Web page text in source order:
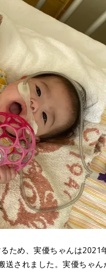
ため、実優ちゃんは2021
されました。実優ちゃん